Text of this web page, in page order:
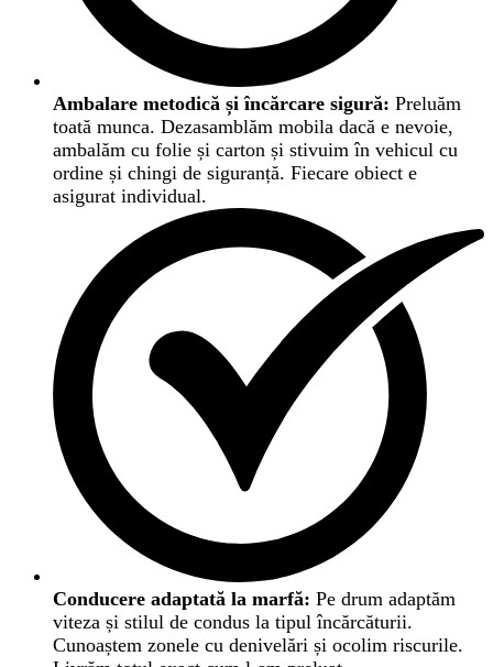
Ambalare metodică și încărcare sigură: Preluăm
toată munca. Dezasamblăm mobila dacă e nevoie,
ambalăm cu folie și carton și stivuim în vehicul cu
ordine și chingi de siguranță. Fiecare obiect e
asigurat individual.
Conducere adaptată la marfă: Pe drum adaptăm
viteza și stilul de condus la tipul încărcăturii.
Cunoaștem zonele cu denivelări și ocolim riscurile.